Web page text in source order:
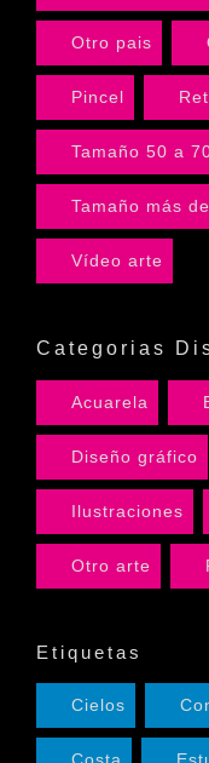
Otro pais
Pincel
Tamaño 50 a
Tamaño más
Vídeo arte
Categorias
Acuarela
Diseño gráfico
Ilustraciones
Otro arte
Etiquetas
Cielos